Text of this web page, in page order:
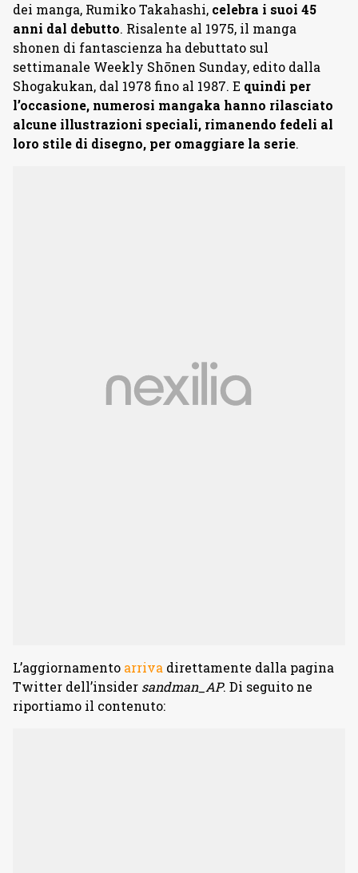
dei manga, Rumiko Takahashi, celebra i suoi 45
anni dal debutto. Risalente al 1975, il manga
shonen di fantascienza ha debuttato sul
settimanale Weekly Shōnen Sunday, edito dalla
Shogakukan, dal 1978 fino al 1987. E quindi per
l’occasione, numerosi mangaka hanno rilasciato
alcune illustrazioni speciali, rimanendo fedeli al
loro stile di disegno, per omaggiare la serie.
L’aggiornamento arriva direttamente dalla pagina
Twitter dell’insider sandman_AP. Di seguito ne
riportiamo il contenuto: